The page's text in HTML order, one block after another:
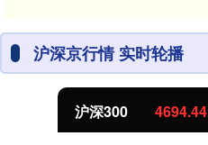
沪深京行情 实时轮播
沪深300 4694.44